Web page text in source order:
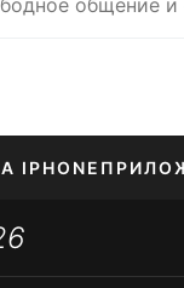
общение и
IPHONE
APPLE ID